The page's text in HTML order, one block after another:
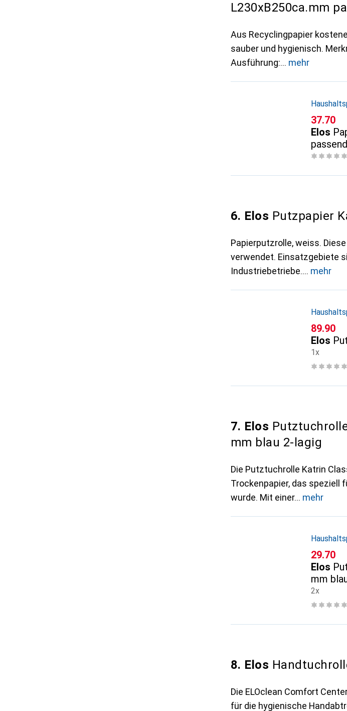
L230xB250ca.mm
Aus Recyclingpapier
sauber und hygienisch.
Ausführung:
mehr
CHF
37.70
Elos
6. Elos Putzpapier
Papierputzrolle, weiss.
verwendet. Einsatzgebiete
Industriebetriebe.
mehr
CHF
89.90
Elos
1x
7. Elos
mm blau 2-lagig
Die Putztuchrolle Katrin
Trockenpapier, das speziell
wurde. Mit einer
mehr
CHF
29.70
Elos
mm
2x
8. Elos
Die ELOclean Comfort
für die hygienische